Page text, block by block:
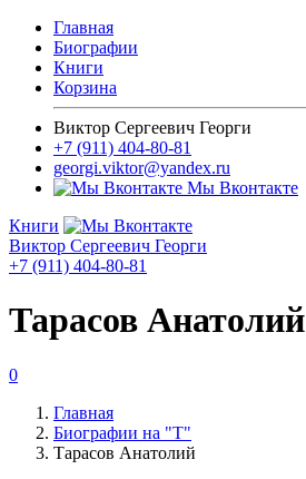
Главная
Биографии
Книги
Корзина
Виктор Сергеевич Георги
+7 (911) 404-80-81
georgi.viktor@yandex.ru
Мы Вконтакте
Книги
Виктор Сергеевич Георги
+7 (911) 404-80-81
Тарасов Анатолий
0
Главная
Биографии на "Т"
Тарасов Анатолий